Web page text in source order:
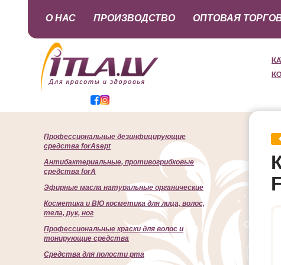
О НАС ПРОИЗВОДСТВО ОПТОВАЯ
Профессиональные дезинфицирующие
средства forAsept
Антибактериальные, противогрибковые
средства forA
Эфирные масла натуральные органические
Косметика и BIO косметика для лица, волос,
тела, рук, ног
Профессиональные краски для волос и
тонирующие средства
Cредства для полости рта